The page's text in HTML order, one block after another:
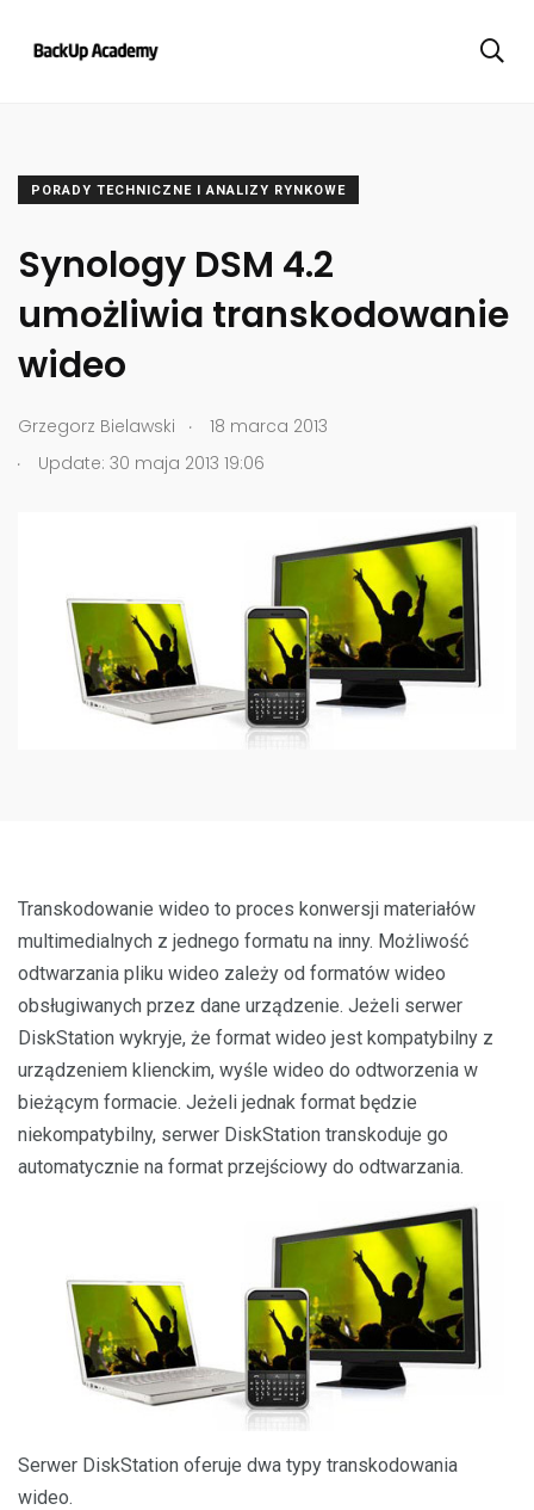
PORADY TECHNICZNE I ANALIZY RYNKOWE
Synology DSM 4.2
umożliwia transkodowanie
wideo
Grzegorz Bielawski .
18 marca 2013
.
Update: 30 maja 2013 19:06
Transkodowanie wideo to proces konwersji materiałów
multimedialnych z jednego formatu na inny. Możliwość
odtwarzania pliku wideo zależy od formatów wideo
obsługiwanych przez dane urządzenie. Jeżeli serwer
DiskStation wykryje, że format wideo jest kompatybilny z
urządzeniem klienckim, wyśle wideo do odtworzenia w
bieżącym formacie. Jeżeli jednak format będzie
niekompatybilny, serwer DiskStation transkoduje go
automatycznie na format przejściowy do odtwarzania.
Serwer DiskStation oferuje dwa typy transkodowania
wideo.